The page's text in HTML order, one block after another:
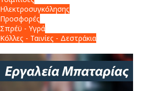
Ηλεκτροσυγκόλησης
Προσφορές
Σπρέϋ - Υγρά
Κόλλες - Ταινίες - Δεστράκια